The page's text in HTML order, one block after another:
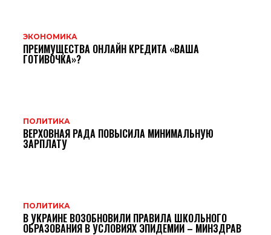
ЭКОНОМИКА
ПРЕИМУЩЕСТВА ОНЛАЙН КРЕДИТА «ВАША
ГОТИВОЧКА»?
ПОЛИТИКА
ВЕРХОВНАЯ РАДА ПОВЫСИЛА МИНИМАЛЬНУЮ
ЗАРПЛАТУ
ПОЛИТИКА
В УКРАИНЕ ВОЗОБНОВИЛИ ПРАВИЛА ШКОЛЬНОГО
ОБРАЗОВАНИЯ В УСЛОВИЯХ ЭПИДЕМИИ – МИНЗДРАВ